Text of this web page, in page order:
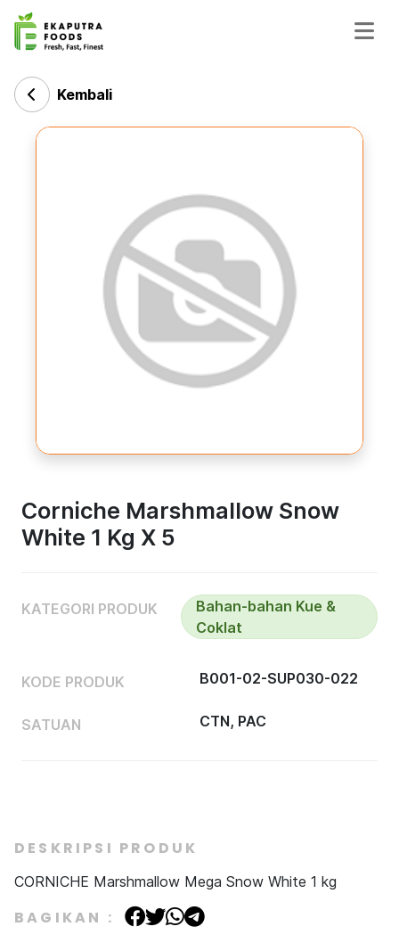
Kembali
Corniche Marshmallow Snow
White 1 Kg X 5
KATEGORI PRODUK
Bahan-bahan Kue &
Coklat
KODE PRODUK B001-02-SUP030-022
SATUAN CTN, PAC
DESKRIPSI PRODUK
CORNICHE Marshmallow Mega Snow White 1 kg
BAGIKAN :